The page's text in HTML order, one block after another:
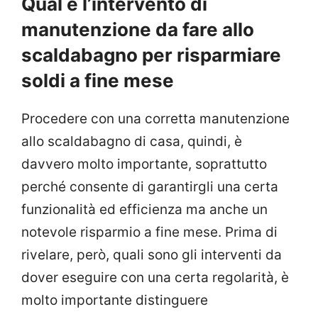
manutenzione da fare allo
scaldabagno per risparmiare
soldi a fine mese
Procedere con una corretta manutenzione
allo scaldabagno di casa, quindi, è
davvero molto importante, soprattutto
perché consente di garantirgli una certa
funzionalità ed efficienza ma anche un
notevole risparmio a fine mese. Prima di
rivelare, però, quali sono gli interventi da
dover eseguire con una certa regolarità, è
molto importante distinguere